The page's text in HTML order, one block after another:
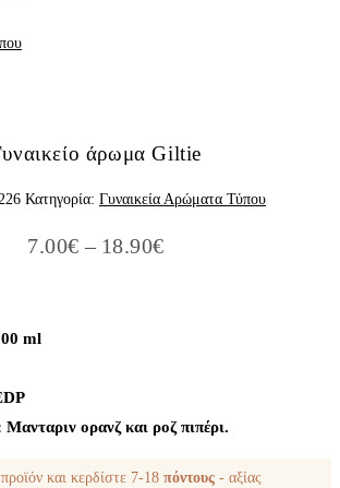
άρωμα Giltie
Κατηγορία: Γυναικεία Αρώματα Τύπου
7.00€ – 18.90€Price
ml
ορανζ και ροζ πιπέρι.
και κερδίστε 7-18 πόντους - αξίας